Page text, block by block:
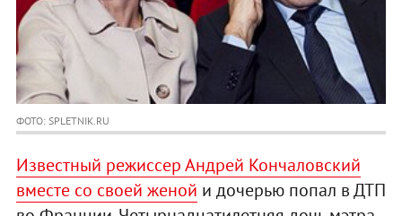
ФОТО: SPLETNIK.RU
Известный режиссер Андрей Кончаловский
вместе со своей женой и дочерью попал в ДТП